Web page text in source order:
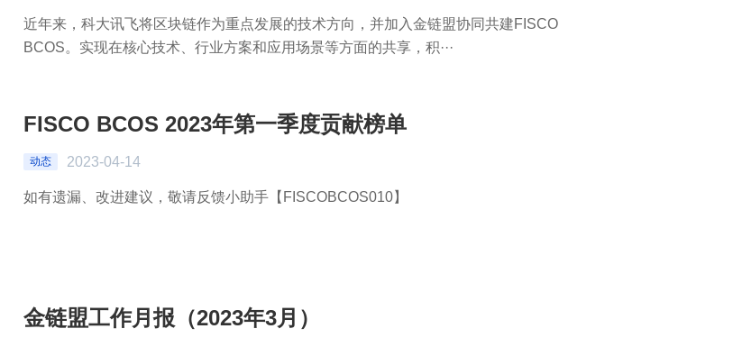
近年来，科大讯飞将区块链作为重点发展的技术方向，并加入金链盟协同共建FISCO
BCOS。实现在核心技术、行业方案和应用场景等方面的共享，积···
FISCO BCOS 2023年第一季度贡献榜单
动态 2023-04-14
如有遗漏、改进建议，敬请反馈小助手【FISCOBCOS010】
金链盟工作月报（2023年3月）